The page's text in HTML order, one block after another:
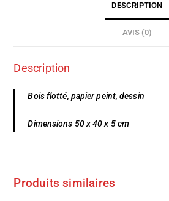
DESCRIPTION
AVIS (0)
Description
Bois flotté, papier peint, dessin
Dimensions 50 x 40 x 5 cm
Produits similaires